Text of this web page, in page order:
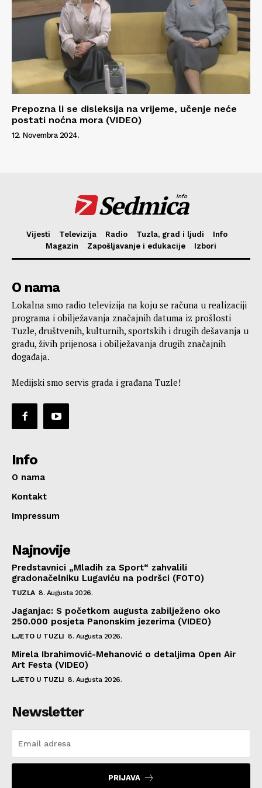
Prepozna li se disleksija na vrijeme, učenje neće
postati noćna mora (VIDEO)
12. Novembra 2024.
Sedmica
info
Vijesti Televizija Radio Tuzla, grad i ljudi
Info
Magazin
Zapošljavanje i edukacije Izbori
O nama
Lokalna smo radio televizija na koju se računa u realizaciji
programa i obilježavanja značajnih datuma iz prošlosti
Tuzle, društvenih, kulturnih, sportskih i drugih dešavanja u
gradu, živih prijenosa i obilježavanja drugih značajnih
događaja.
Medijski smo servis grada i građana Tuzle!
Info
O nama
Kontakt
Impressum
Najnovije
Predstavnici „Mladih za Sport“ zahvalili
gradonačelniku Lugaviću na podršci (FOTO)
TUZLA 8. Augusta 2026.
Jaganjac: S početkom augusta zabilježeno oko
250.000 posjeta Panonskim jezerima (VIDEO)
LJETO U TUZLI 8. Augusta 2026.
Mirela Ibrahimović-Mehanović o detaljima Open Air
Art Festa (VIDEO)
LJETO U TUZLI 8. Augusta 2026.
Newsletter
PRIJAVA